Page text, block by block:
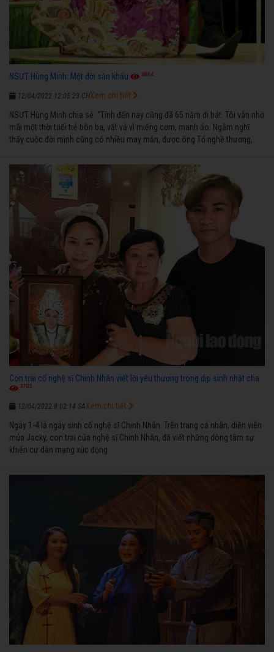
NSƯT Hùng Minh: Một đời sân khấu 4884
12/04/2022 12:05:23 CH
NSƯT Hùng Minh chia sẻ: “Tính đến nay cũng đã 65 năm đi hát. Tôi vẫn nhớ
mãi một thời tuổi trẻ bôn ba, vất vả vì miếng cơm, manh áo. Ngẫm nghĩ
thấy cuộc đời mình cũng có nhiều may mắn, được ông Tổ nghề thương,
ngược nhận được những cơ may để từng bước thành danh với nghiệp ca
diễn”.
Xem chi tiết
Con trai cố nghệ sĩ Chinh Nhân viết lời yêu thương trong dịp sinh nhật cha
3703
12/04/2022 8:02:14 SA
Ngày 1-4 là ngày sinh cố nghệ sĩ Chinh Nhân. Trên trang cá nhân, diễn viên
múa Jacky, con trai của nghệ sĩ Chinh Nhân, đã viết những dòng tâm sự
khiến cư dân mạng xúc động
Xem chi tiết